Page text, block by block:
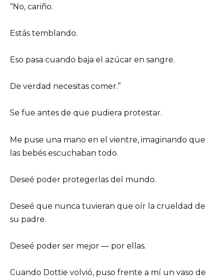
“No, cariño.
Estás temblando.
Eso pasa cuando baja el azúcar en sangre.
De verdad necesitas comer.”
Se fue antes de que pudiera protestar.
Me puse una mano en el vientre, imaginando que
las bebés escuchaban todo.
Deseé poder protegerlas del mundo.
Deseé que nunca tuvieran que oír la crueldad de
su padre.
Deseé poder ser mejor — por ellas.
Cuando Dottie volvió, puso frente a mí un vaso de